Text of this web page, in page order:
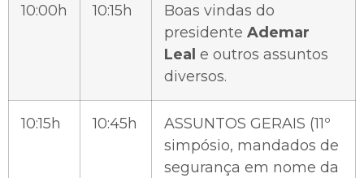
10:00h 10:15h
Boas vindas do
presidente Ademar
Leal e outros assuntos
diversos.
10:15h 10:45h
ASSUNTOS GERAIS (11º
simpósio, mandados de
segurança em nome da